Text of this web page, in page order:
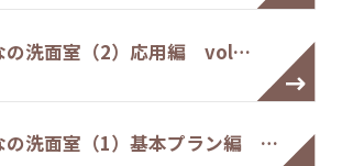
の洗面室（2）応用編 vol…
の洗面室（1）基本プラン編 …